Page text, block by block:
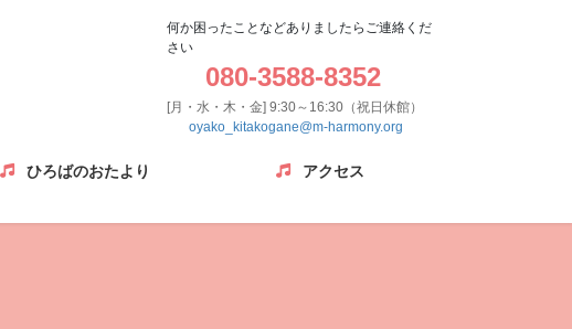
何か困ったことなどありましたらご連絡くだ
さい
080-3588-8352
[月・水・木・金] 9:30～16:30（祝日休館）
oyako_kitakogane@m-harmony.org
ひろばのおたより アクセス